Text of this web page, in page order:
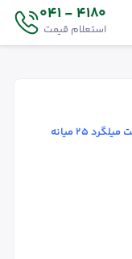
4180 - 041
استعلام قیمت
۲۵ میانه